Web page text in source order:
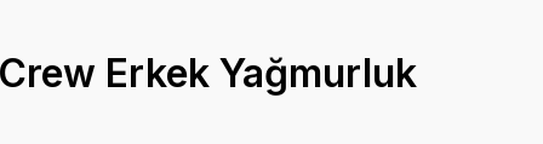
Erkek Yağmurluk